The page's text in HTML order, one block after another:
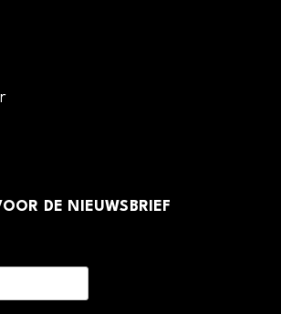
DE NIEUWSBRIEF